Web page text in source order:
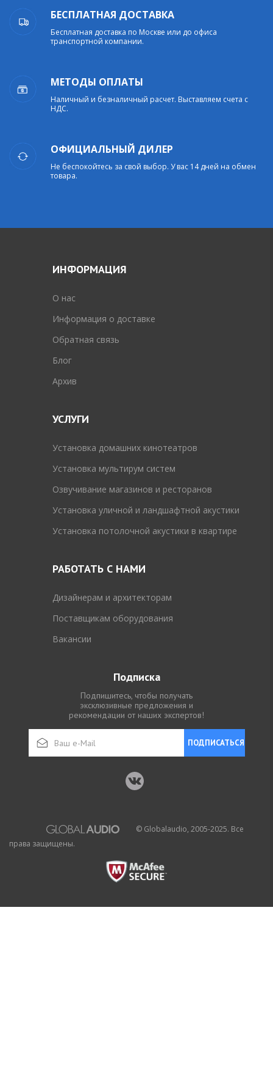
БЕСПЛАТНАЯ ДОСТАВКА
Бесплатная доставка по Москве или до офиса
транспортной компании.
МЕТОДЫ ОПЛАТЫ
Наличный и безналичный расчет. Выставляем счета с
НДС.
ОФИЦИАЛЬНЫЙ ДИЛЕР
Не беспокойтесь за свой выбор. У вас 14 дней на обмен
товара.
ИНФОРМАЦИЯ
O нас
Информация о доставке
Обратная связь
Блог
Архив
УСЛУГИ
Установка домашних кинотеатров
Установка мультирум систем
Озвучивание магазинов и ресторанов
Установка уличной и ландшафтной акустики
Установка потолочной акустики в квартире
РАБОТАТЬ С НАМИ
Дизайнерам и архитекторам
Поставщикам оборудования
Вакансии
Подписка
Подпишитесь, чтобы получать
эксклюзивные предложения и
рекомендации от наших экспертов!
ПОДПИСАТЬСЯ
© Globalaudio, 2005-2025. Все
права защищены.